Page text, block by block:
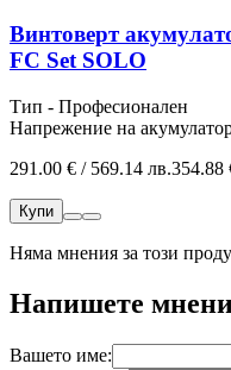
Винтоверт
FC Set SOLO
Тип - Професионален
Напрежение на
291.00 € / 569.14 лв.354.88
Купи
Няма мнения за този
Напишете
Вашето име: